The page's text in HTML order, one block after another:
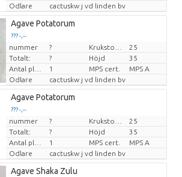
Odlare
cactuskw j vd linden bv
Agave Potatorum
??? -,--
Pris per enhet
nummer ?
25
Totalt:
? Höjd
35
1 MPS cert.
MPS A
Odlare
cactuskw j vd linden bv
Agave Potatorum
??? -,--
Pris per enhet
nummer ?
25
Totalt:
? Höjd
35
1 MPS cert.
MPS A
Odlare
cactuskw j vd linden bv
Agave Shaka Zulu